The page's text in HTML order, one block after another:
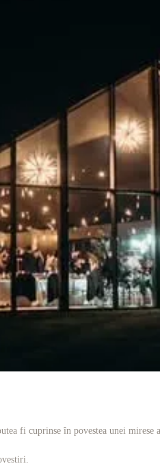
fi cuprinse în povestea unei mirese